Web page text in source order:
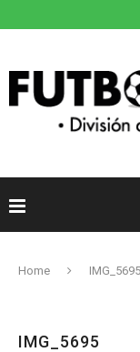
Home IMG_5695
IMG_5695